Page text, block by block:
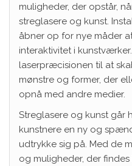
muligheder, der opstår,
streglasere og kunst.
åbner op for nye måder
interaktivitet i
laserpræcisionen til at
mønstre og former, der
opnå med andre medier.
Streglasere og kunst går
kunstnere en ny og
udtrykke sig på. Med de
og muligheder, der